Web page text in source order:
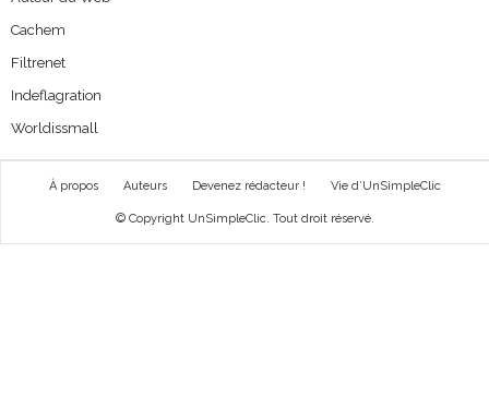
Cachem
Filtrenet
Indeflagration
Worldissmall
À propos Auteurs Devenez rédacteur ! Vie d’UnSimpleClic
© Copyright UnSimpleClic. Tout droit réservé.